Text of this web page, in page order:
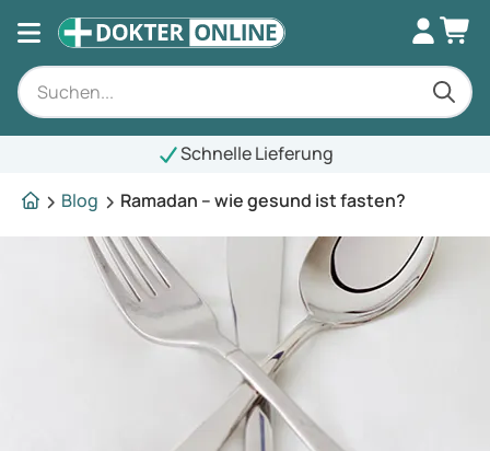
Schnelle Lieferung
Blog
Ramadan – wie gesund ist fasten?